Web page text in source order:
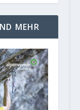
MEHR